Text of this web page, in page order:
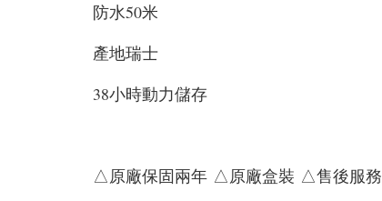
防水50米
產地瑞士
38小時動力儲存
△原廠保固兩年 △原廠盒裝 △售後服務